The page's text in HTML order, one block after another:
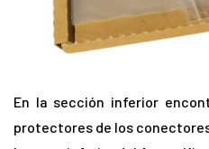
En la sección inferior
protectores de los